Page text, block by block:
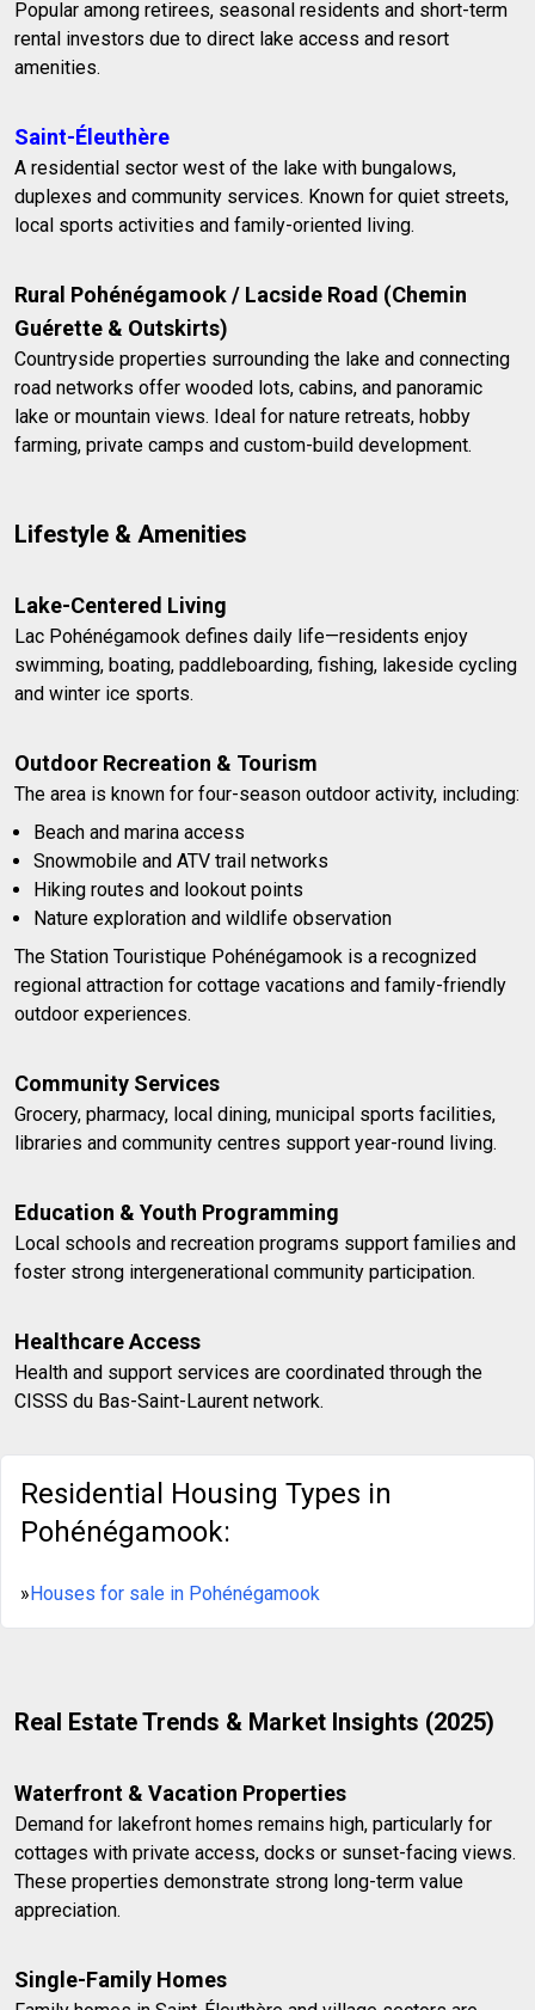
Popular among retirees, seasonal residents and short-term
rental investors due to direct lake access and resort
amenities.
Saint-Éleuthère
A residential sector west of the lake with bungalows,
duplexes and community services. Known for quiet streets,
local sports activities and family-oriented living.
Rural Pohénégamook / Lacside Road (Chemin
Guérette & Outskirts)
Countryside properties surrounding the lake and connecting
road networks offer wooded lots, cabins, and panoramic
lake or mountain views. Ideal for nature retreats, hobby
farming, private camps and custom-build development.
Lifestyle & Amenities
Lake-Centered Living
Lac Pohénégamook defines daily life—residents enjoy
swimming, boating, paddleboarding, fishing, lakeside cycling
and winter ice sports.
Outdoor Recreation & Tourism
The area is known for four-season outdoor activity, including:
Beach and marina access
Snowmobile and ATV trail networks
Hiking routes and lookout points
Nature exploration and wildlife observation
The Station Touristique Pohénégamook is a recognized
regional attraction for cottage vacations and family-friendly
outdoor experiences.
Community Services
Grocery, pharmacy, local dining, municipal sports facilities,
libraries and community centres support year-round living.
Education & Youth Programming
Local schools and recreation programs support families and
foster strong intergenerational community participation.
Healthcare Access
Health and support services are coordinated through the
CISSS du Bas-Saint-Laurent network.
Residential Housing Types in
Pohénégamook:
»Houses for sale in Pohénégamook
Real Estate Trends & Market Insights (2025)
Waterfront & Vacation Properties
Demand for lakefront homes remains high, particularly for
cottages with private access, docks or sunset-facing views.
These properties demonstrate strong long-term value
appreciation.
Single-Family Homes